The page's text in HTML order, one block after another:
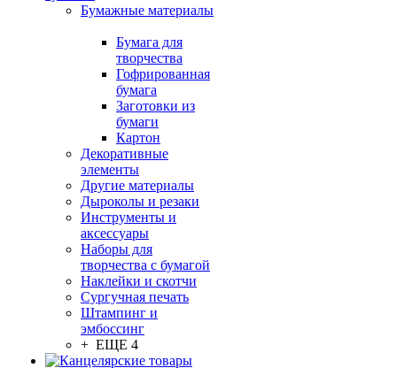
Бумажные материалы
Бумага для
творчества
Гофрированная
бумага
Заготовки из
бумаги
Картон
Декоративные
элементы
Другие материалы
Дыроколы и резаки
Инструменты и
аксессуары
Наборы для
творчества с бумагой
Наклейки и скотчи
Сургучная печать
Штампинг и
эмбоссинг
+ ЕЩЕ 4